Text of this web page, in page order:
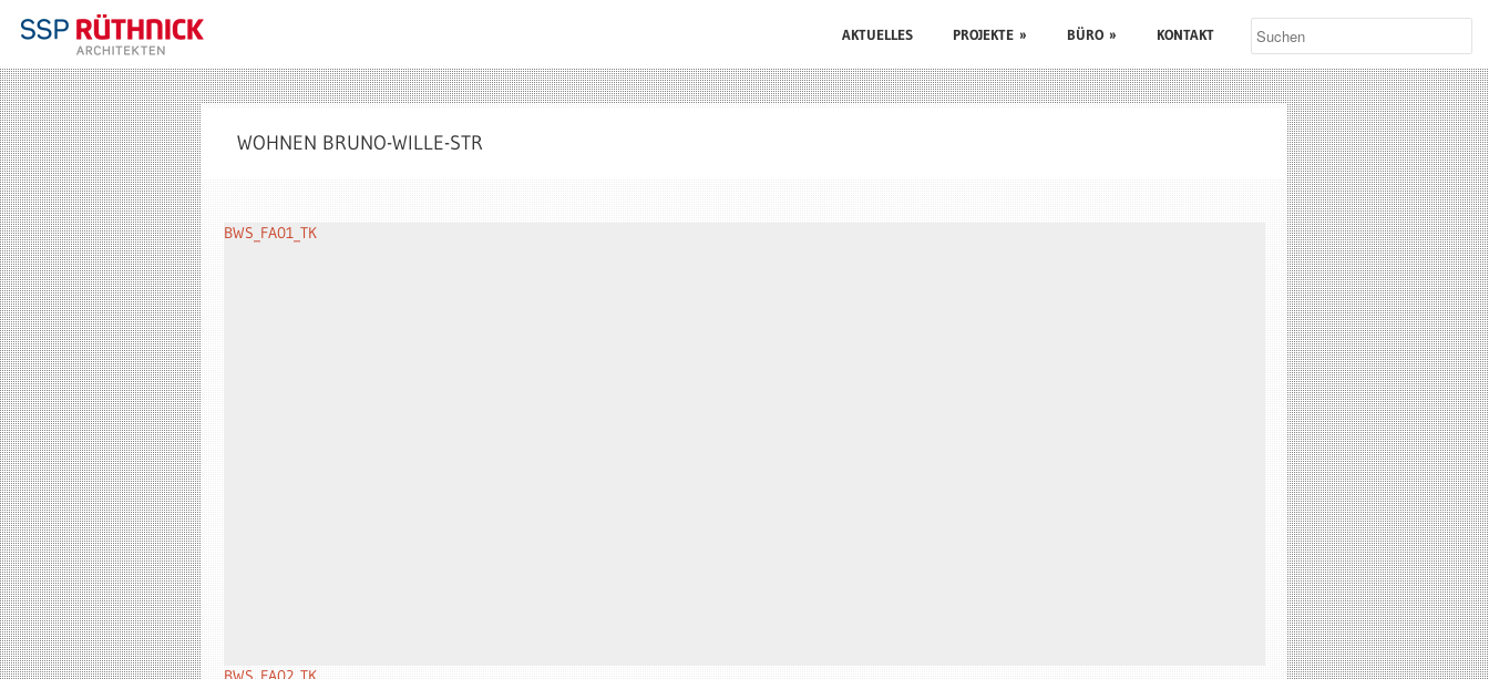
AKTUELLES PROJEKTE » BÜRO » KONTAKT
WOHNEN BRUNO-WILLE-STR
BWS_FA01_TK